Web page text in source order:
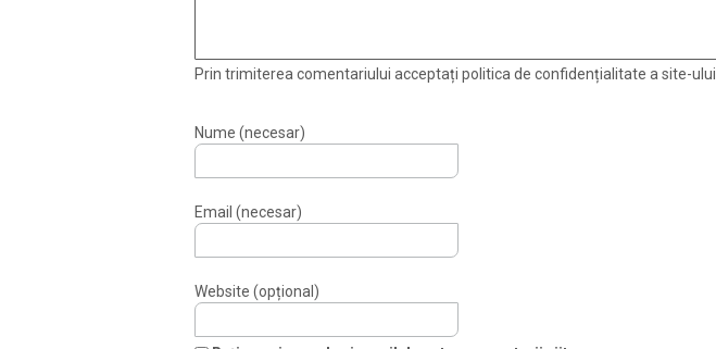
Prin trimiterea comentariului acceptați politica de confidențialitate a site-ului.
Nume (necesar)
Email (necesar)
Website (opțional)